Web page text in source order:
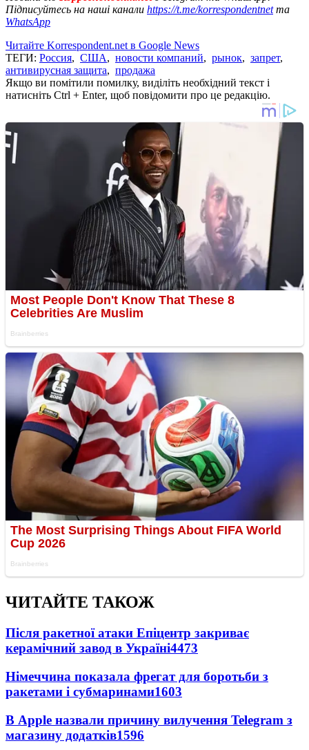
Підписуйтесь на наші канали https://t.me/korrespondentnetта
WhatsApp
Читайте Korrespondent.net в Google News
ТЕГИ: Россия, США, новости компаний, рынок, запрет,
антивирусная защита, продажа
Якщо ви помітили помилку, виділіть необхідний текст і
натисніть Ctrl + Enter, щоб повідомити про це редакцію.
ЧИТАЙТЕ ТАКОЖ
Після ракетної атаки Епіцентр закриває
керамічний завод в Україні4473
Німеччина показала фрегат для боротьби з
ракетами і субмаринами1603
В Apple назвали причину вилучення Telegram з
магазину додатків1596